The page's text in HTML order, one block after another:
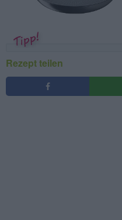
Rezept teilen